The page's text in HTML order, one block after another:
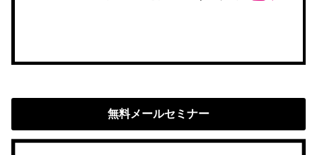
無料メールセミナー